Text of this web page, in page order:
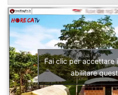
Fai clic per accettare
abilitare